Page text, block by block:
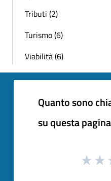
Tributi (2)
Turismo (6)
Viabilità (6)
Quanto sono
su questa